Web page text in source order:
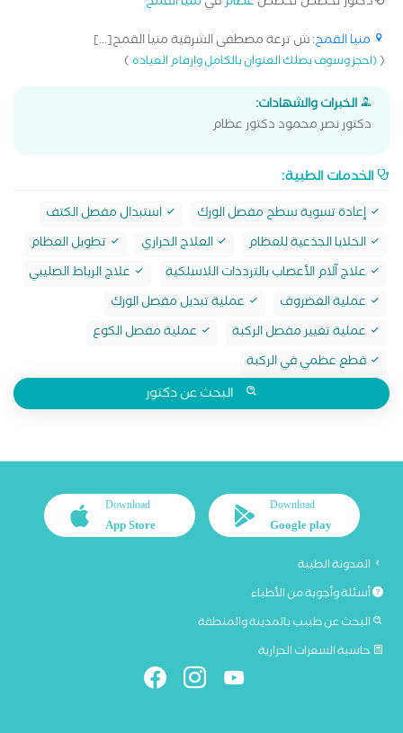
منيا القمح: ش ترعة مصطفى الشرقية منيا القمح[...]
((احجز وسوف يصلك العنوان بالكامل وارقام العيادة)
الخبرات والشهادات:
دكتور نصر محمود دكتور عظام
الخدمات الطبية:
إعادة تسوية سطح مفصل الورك
استبدال مفصل الكتف
الخلايا الجذعية للعظام
العلاج الحراري
تطويل العظام
علاج آلام الأعصاب بالترددات اللاسلكية
علاج الرباط الصليبي
عملية الغضروف
عملية تبديل مفصل الورك
عملية تغيير مفصل الركبة
عملية مفصل الكوع
قطع عظمي في الركبة
البحث عن دكتور
Download
Google play
Download
App Store
المدونة الطبية
أسئلة وأجوبة من الأطباء
البحث عن طبيب بالمدينة والمنطقة
حاسبة السعرات الحرارية